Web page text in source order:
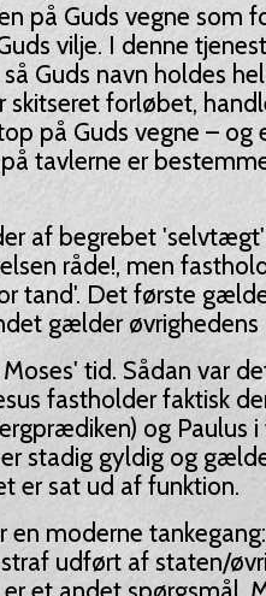
på Guds vegne som
vilje. I denne
Guds navn holdes
skitseret forløbet,
på Guds vegne – og
tavlerne er
af begrebet
råde!, men
tand'. Det første
gælder øvrighedens
tid. Sådan var
fastholder faktisk
og Paulus
er stadig gyldig og
er sat ud af funktion.
en moderne
udført af staten/